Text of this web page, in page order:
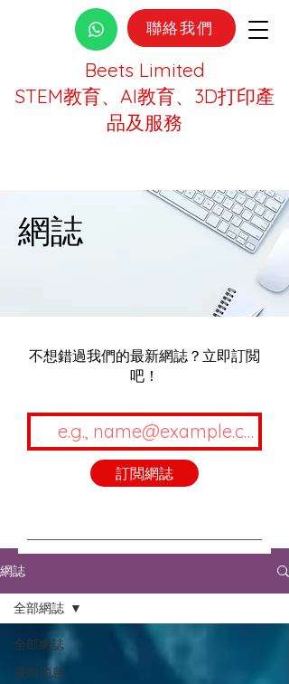
Beets Limited
STEM教育、AI教育、3D打印產
品及服務
聯絡我們
網誌
不想錯過我們的最新網誌？立即訂閲
吧！
網誌
全部網誌
最新消息
全部網誌
訂閲網誌